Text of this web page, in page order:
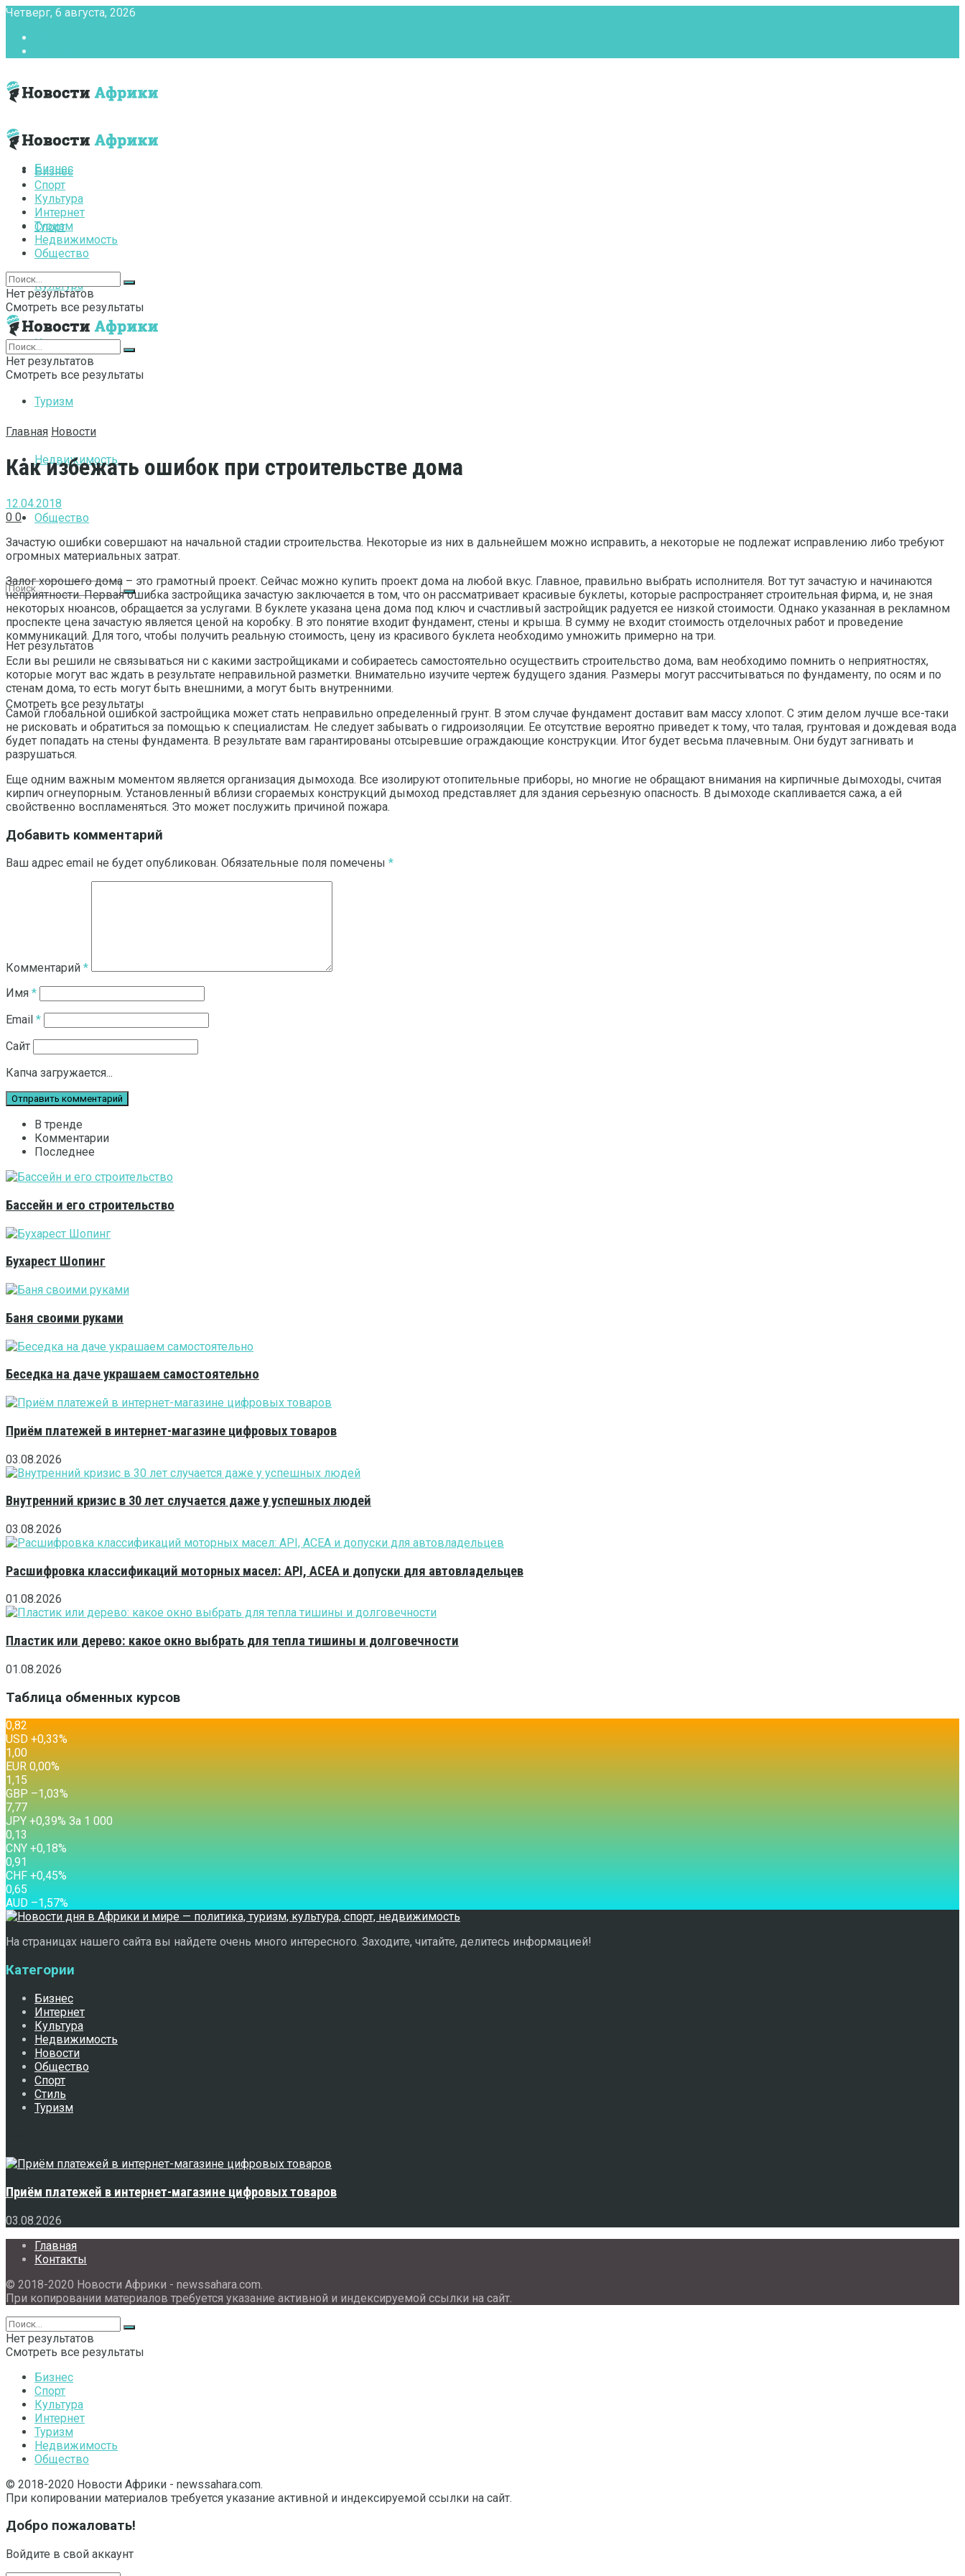
Четверг, 6 августа, 2026
Бизнес
Спорт
Культура
Интернет
Туризм
Недвижимость
Общество
Нет результатов
Смотреть все результаты
Бизнес
Спорт
Культура
Интернет
Туризм
Недвижимость
Общество
Нет результатов
Смотреть все результаты
Нет результатов
Смотреть все результаты
Главная Новости
Как избежать ошибок при строительстве дома
12.04.2018
0 0
Зачастую ошибки совершают на начальной стадии строительства. Некоторые из них в дальнейшем можно исправить, а некоторые не подлежат исправлению либо требуют
огромных материальных затрат.
Залог хорошего дома – это грамотный проект. Сейчас можно купить проект дома на любой вкус. Главное, правильно выбрать исполнителя. Вот тут зачастую и начинаются
неприятности. Первая ошибка застройщика зачастую заключается в том, что он рассматривает красивые буклеты, которые распространяет строительная фирма, и, не зная
некоторых нюансов, обращается за услугами. В буклете указана цена дома под ключ и счастливый застройщик радуется ее низкой стоимости. Однако указанная в рекламном
проспекте цена зачастую является ценой на коробку. В это понятие входит фундамент, стены и крыша. В сумму не входит стоимость отделочных работ и проведение
коммуникаций. Для того, чтобы получить реальную стоимость, цену из красивого буклета необходимо умножить примерно на три.
Если вы решили не связываться ни с какими застройщиками и собираетесь самостоятельно осуществить строительство дома, вам необходимо помнить о неприятностях,
которые могут вас ждать в результате неправильной разметки. Внимательно изучите чертеж будущего здания. Размеры могут рассчитываться по фундаменту, по осям и по
стенам дома, то есть могут быть внешними, а могут быть внутренними.
Самой глобальной ошибкой застройщика может стать неправильно определенный грунт. В этом случае фундамент доставит вам массу хлопот. С этим делом лучше все-таки
не рисковать и обратиться за помощью к специалистам. Не следует забывать о гидроизоляции. Ее отсутствие вероятно приведет к тому, что талая, грунтовая и дождевая вода
будет попадать на стены фундамента. В результате вам гарантированы отсыревшие ограждающие конструкции. Итог будет весьма плачевным. Они будут загнивать и
разрушаться.
Еще одним важным моментом является организация дымохода. Все изолируют отопительные приборы, но многие не обращают внимания на кирпичные дымоходы, считая
кирпич огнеупорным. Установленный вблизи сгораемых конструкций дымоход представляет для здания серьезную опасность. В дымоходе скапливается сажа, а ей
свойственно воспламеняться. Это может послужить причиной пожара.
Добавить комментарий
Ваш адрес email не будет опубликован. Обязательные поля помечены *
Комментарий *
Имя *
Email *
Сайт
Капча загружается...
В тренде
Комментарии
Последнее
Бассейн и его строительство
Бухарест Шопинг
Баня своими руками
Беседка на даче украшаем самостоятельно
Приём платежей в интернет-магазине цифровых товаров
03.08.2026
Внутренний кризис в 30 лет случается даже у успешных людей
03.08.2026
Расшифровка классификаций моторных масел: API, ACEA и допуски для автовладельцев
01.08.2026
Пластик или дерево: какое окно выбрать для тепла тишины и долговечности
01.08.2026
Таблица обменных курсов
0,82
USD +0,33%
1,00
EUR 0,00%
1,15
GBP –1,03%
7,77
JPY +0,39% За 1 000
0,13
CNY +0,18%
0,91
CHF +0,45%
0,65
AUD –1,57%
На страницах нашего сайта вы найдете очень много интересного. Заходите, читайте, делитесь информацией!
Категории
Бизнес
Интернет
Культура
Недвижимость
Новости
Общество
Спорт
Стиль
Туризм
Приём платежей в интернет-магазине цифровых товаров
03.08.2026
Главная
Контакты
© 2018-2020 Новости Африки - newssahara.com.
При копировании материалов требуется указание активной и индексируемой ссылки на сайт.
Нет результатов
Смотреть все результаты
Бизнес
Спорт
Культура
Интернет
Туризм
Недвижимость
Общество
© 2018-2020 Новости Африки - newssahara.com.
При копировании материалов требуется указание активной и индексируемой ссылки на сайт.
Добро пожаловать!
Войдите в свой аккаунт